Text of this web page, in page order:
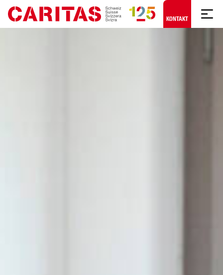
Zum Hauptinhalt springen
KONTAKT